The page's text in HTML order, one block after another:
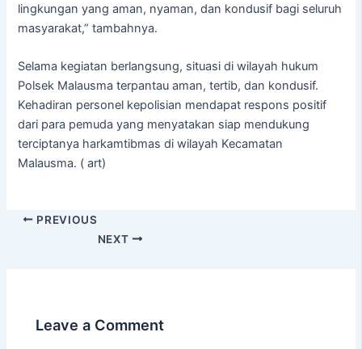
lingkungan yang aman, nyaman, dan kondusif bagi seluruh
masyarakat,” tambahnya.
Selama kegiatan berlangsung, situasi di wilayah hukum
Polsek Malausma terpantau aman, tertib, dan kondusif.
Kehadiran personel kepolisian mendapat respons positif
dari para pemuda yang menyatakan siap mendukung
terciptanya harkamtibmas di wilayah Kecamatan
Malausma. ( art)
PREVIOUS
NEXT
Leave a Comment